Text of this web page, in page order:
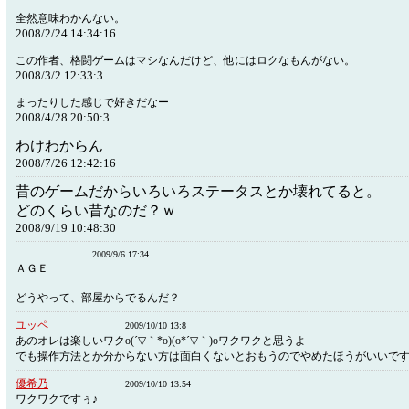
全然意味わかんない。
2008/2/24 14:34:16
この作者、格闘ゲームはマシなんだけど、他にはロクなもんがない。
2008/3/2 12:33:3
まったりした感じで好きだなー
2008/4/28 20:50:3
わけわからん
2008/7/26 12:42:16
昔のゲームだからいろいろステータスとか壊れてると。
どのくらい昔なのだ？ｗ
2008/9/19 10:48:30
2009/9/6 17:34
ＡＧＥ
どうやって、部屋からでるんだ？
ユッペ 2009/10/10 13:8
あのオレは楽しいワクo(´▽｀*o)(o*´▽｀)oワクワクと思うよ
でも操作方法とか分からない方は面白くないとおもうのでやめたほうがいいで
優希乃 2009/10/10 13:54
ワクワクですぅ♪